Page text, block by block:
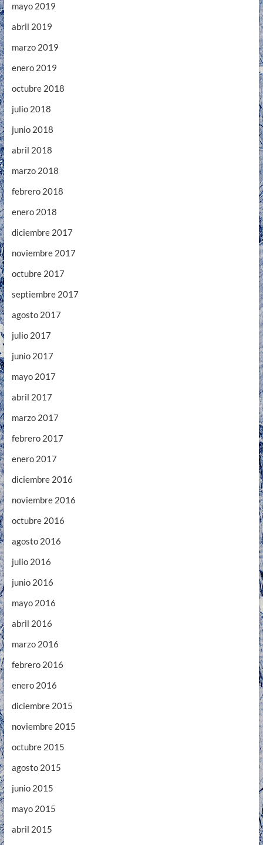
mayo 2019
abril 2019
marzo 2019
enero 2019
octubre 2018
julio 2018
junio 2018
abril 2018
marzo 2018
febrero 2018
enero 2018
diciembre 2017
noviembre 2017
octubre 2017
septiembre 2017
agosto 2017
julio 2017
junio 2017
mayo 2017
abril 2017
marzo 2017
febrero 2017
enero 2017
diciembre 2016
noviembre 2016
octubre 2016
agosto 2016
julio 2016
junio 2016
mayo 2016
abril 2016
marzo 2016
febrero 2016
enero 2016
diciembre 2015
noviembre 2015
octubre 2015
agosto 2015
junio 2015
mayo 2015
abril 2015